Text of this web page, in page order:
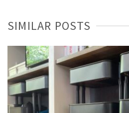
SIMILAR POSTS